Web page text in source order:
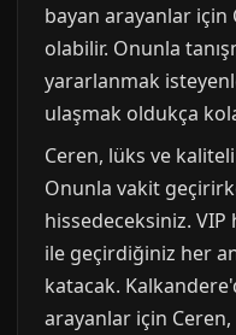
bayan arayanlar için
olabilir. Onunla
yararlanmak
ulaşmak oldukça
Ceren, lüks ve
Onunla vakit
hissedeceksiniz.
ile geçirdiğiniz her
katacak.
arayanlar için